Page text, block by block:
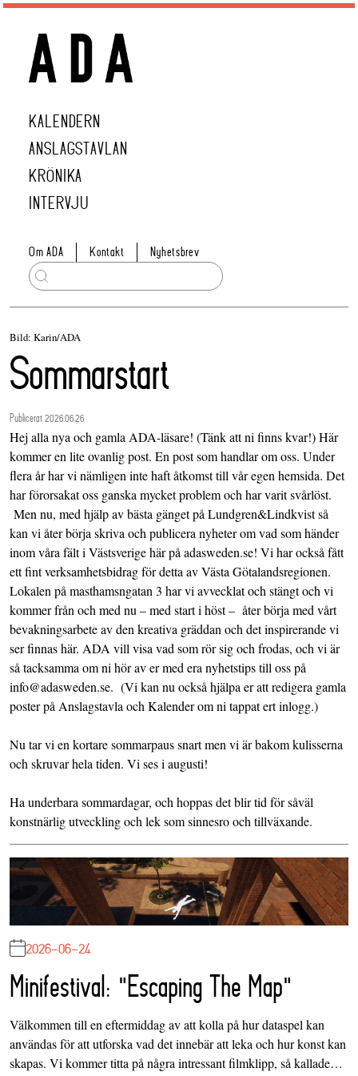
KALENDERN
ANSLAGSTAVLAN
KRÖNIKA
INTERVJU
Om ADA Kontakt Nyhetsbrev
Bild: Karin/ADA
Sommarstart
Publicerat 2026.06.26
Hej alla nya och gamla ADA-läsare! (Tänk att ni finns kvar!) Här
kommer en lite ovanlig post. En post som handlar om oss. Under
flera år har vi nämligen inte haft åtkomst till vår egen hemsida. Det
har förorsakat oss ganska mycket problem och har varit svårlöst.
Men nu, med hjälp av bästa gänget på Lundgren&Lindkvist så
kan vi åter börja skriva och publicera nyheter om vad som händer
inom våra fält i Västsverige här på adasweden.se! Vi har också fått
ett fint verksamhetsbidrag för detta av Västa Götalandsregionen.
Lokalen på masthamsngatan 3 har vi avvecklat och stängt och vi
kommer från och med nu – med start i höst – åter börja med vårt
bevakningsarbete av den kreativa gräddan och det inspirerande vi
ser finnas här. ADA vill visa vad som rör sig och frodas, och vi är
så tacksamma om ni hör av er med era nyhetstips till oss på
info@adasweden.se. (Vi kan nu också hjälpa er att redigera gamla
poster på Anslagstavla och Kalender om ni tappat ert inlogg.)
Nu tar vi en kortare sommarpaus snart men vi är bakom kulisserna
och skruvar hela tiden. Vi ses i augusti!
Ha underbara sommardagar, och hoppas det blir tid för såväl
konstnärlig utveckling och lek som sinnesro och tillväxande.
2026-06-24
Minifestival: "Escaping The Map"
Välkommen till en eftermiddag av att kolla på hur dataspel kan
användas för att utforska vad det innebär att leka och hur konst kan
skapas. Vi kommer titta på några intressant filmklipp, så kallade…